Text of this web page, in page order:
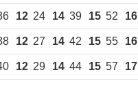
12 24 14 39 15 52 16
12 27 14 42 15 55 16
12 29 14 44 15 57 17
квалификации специалистов
и перерабатывающих
промышленности.